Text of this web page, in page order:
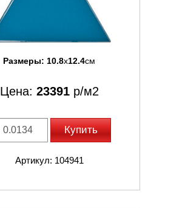
Размеры: 10.8x12.4см
Цена: 23391р/м2
Купить
Артикул: 104941